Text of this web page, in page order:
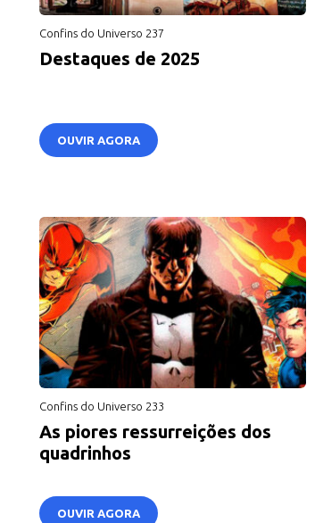
Confins do Universo 237
Destaques de 2025
OUVIR AGORA
Confins do Universo 233
As piores ressurreições dos
quadrinhos
OUVIR AGORA